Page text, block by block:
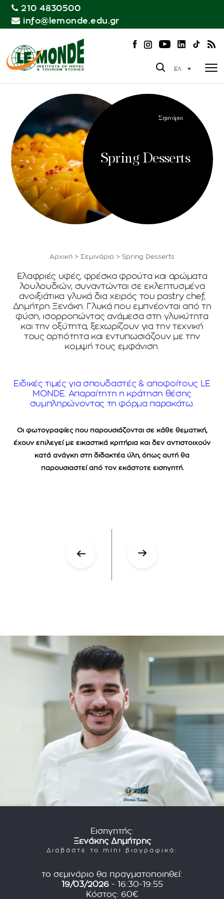
210 4830500
info@lemonde.edu.gr
ΕΛ
Σεμινάρια
Spring Desserts
Αρχική > Σεμινάρια > Spring Desserts
Ελαφριές υφές, φρέσκα φρούτα και αρώματα
λουλουδιών, συναντώνται σε εκλεπτυσμένα
ανοιξιάτικα γλυκά δια χειρός του pastry chef,
Δημήτρη Ξενάκη. Γλυκά που εμπνέονται από τη
φύση, ισορροπώντας ανάμεσα στη γλυκύτητα
και την οξύτητα, ξεχωρίζουν για την τεχνική
τους αρτιότητα και εντυπωσιάζουν με την
κομψή τους εμφάνιση.
Ειδικές τιμές για σπουδαστές & αποφοίτους LE
MONDE. Απαραίτητη η κράτηση θέσης
συμπληρώνοντας τη φόρμα παρακάτω.
Οι φωτογραφίες που παρουσιάζονται σε κάθε θεματική,
έχουν επιλεγεί με εικαστικά κριτήρια και δεν αντιστοιχούν
κατά ανάγκη στη διδακτέα ύλη, όπως αυτή θα
παρουσιαστεί από τον εκάστοτε εισηγητή.
Εισηγητής:
Ξενάκης Δημήτρης
Διαβάστε το mini βιογραφικό:
το σεμινάριο θα πραγματοποιηθεί:
19/03/2026- 16:30-19:55
Κόστος: 60€